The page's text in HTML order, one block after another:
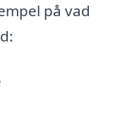
på vad